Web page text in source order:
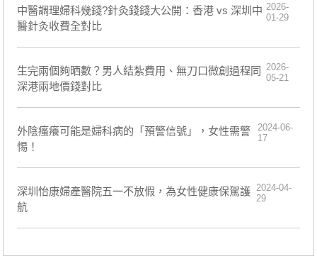
中醫調理婦科幾錢?針灸錢錢大公開：香港 vs 深圳中
醫針灸收費全對比
2026-
01-29
生完兩個夠晒數？男人結紮費用、無刀口微創過程同
深港兩地價錢對比
2026-
05-21
外陰瘙癢可能是婦科病的「預警信號」，女性需警
惕！
2024-06-
17
深圳怡康婦產醫院五一不放假，為女性健康保駕護
航
2024-04-
29